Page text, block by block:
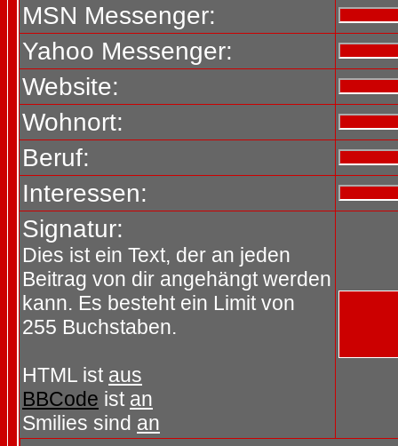
MSN Messenger:
Yahoo Messenger:
Website:
Wohnort:
Beruf:
Interessen:
Signatur:
Dies ist ein Text, der an jeden
Beitrag von dir angehängt werden
kann. Es besteht ein Limit von
255 Buchstaben.
HTML ist aus
BBCode ist an
Smilies sind an